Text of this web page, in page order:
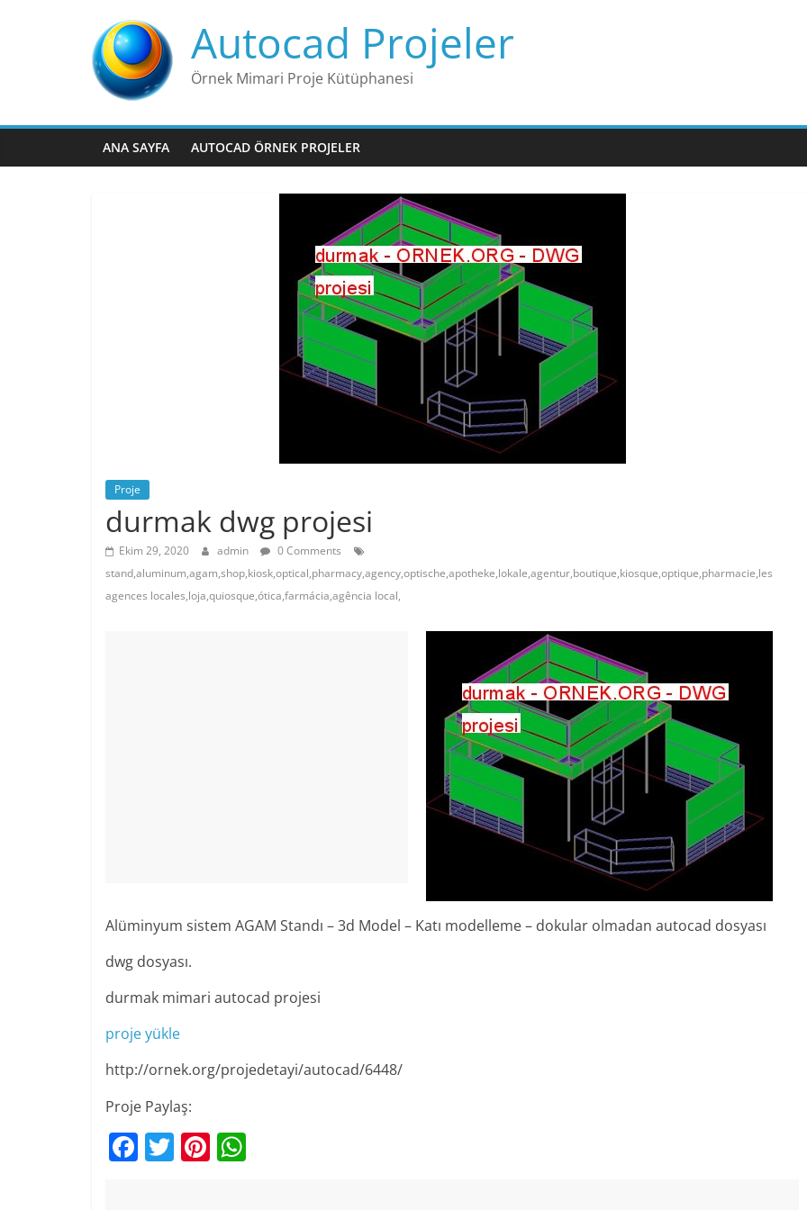
Autocad Projeler
Örnek Mimari Proje Kütüphanesi
ANA SAYFA AUTOCAD ÖRNEK PROJELER
Proje
durmak dwg projesi
Ekim 29, 2020 admin
0 Comments
stand,aluminum,agam,shop,kiosk,optical,pharmacy,agency,optische,apotheke,lokale,agentur,boutique,kiosque,optique,pharmacie,les
agences locales,loja,quiosque,ótica,farmácia,agência local,
Alüminyum sistem AGAM Standı – 3d Model – Katı modelleme – dokular olmadan autocad dosyası
dwg dosyası.
durmak mimari autocad projesi
proje yükle
http://ornek.org/projedetayi/autocad/6448/
Proje Paylaş:
F T Pi